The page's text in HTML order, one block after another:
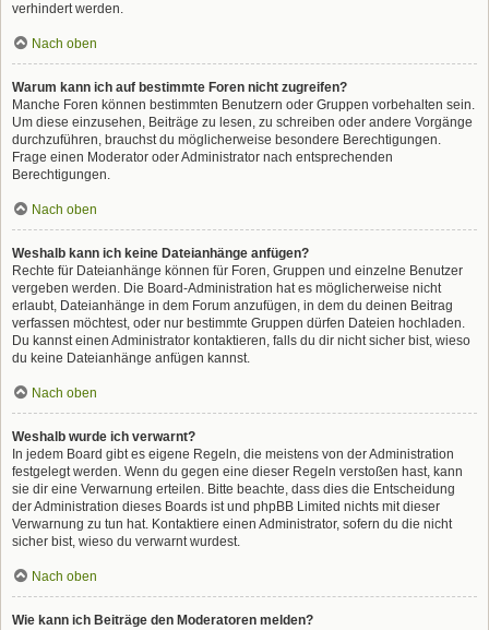
verhindert werden.
Nach oben
Warum kann ich auf bestimmte Foren nicht zugreifen?
Manche Foren können bestimmten Benutzern oder Gruppen vorbehalten sein.
Um diese einzusehen, Beiträge zu lesen, zu schreiben oder andere Vorgänge
durchzuführen, brauchst du möglicherweise besondere Berechtigungen.
Frage einen Moderator oder Administrator nach entsprechenden
Berechtigungen.
Nach oben
Weshalb kann ich keine Dateianhänge anfügen?
Rechte für Dateianhänge können für Foren, Gruppen und einzelne Benutzer
vergeben werden. Die Board-Administration hat es möglicherweise nicht
erlaubt, Dateianhänge in dem Forum anzufügen, in dem du deinen Beitrag
verfassen möchtest, oder nur bestimmte Gruppen dürfen Dateien hochladen.
Du kannst einen Administrator kontaktieren, falls du dir nicht sicher bist, wieso
du keine Dateianhänge anfügen kannst.
Nach oben
Weshalb wurde ich verwarnt?
In jedem Board gibt es eigene Regeln, die meistens von der Administration
festgelegt werden. Wenn du gegen eine dieser Regeln verstoßen hast, kann
sie dir eine Verwarnung erteilen. Bitte beachte, dass dies die Entscheidung
der Administration dieses Boards ist und phpBB Limited nichts mit dieser
Verwarnung zu tun hat. Kontaktiere einen Administrator, sofern du die nicht
sicher bist, wieso du verwarnt wurdest.
Nach oben
Wie kann ich Beiträge den Moderatoren melden?